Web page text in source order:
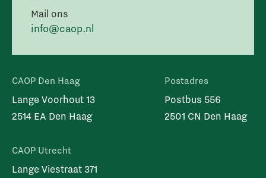
Mail ons
info@caop.nl
CAOP Den Haag
Lange Voorhout 13
2514 EA Den Haag
CAOP Utrecht
Lange Viestraat 371
Postadres
Postbus 556
2501 CN Den Haag